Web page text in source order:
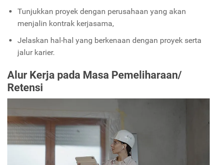
Tunjukkan proyek dengan perusahaan yang akan
menjalin kontrak kerjasama,
Jelaskan hal-hal yang berkenaan dengan proyek serta
jalur karier.
Alur Kerja pada Masa Pemeliharaan/
Retensi